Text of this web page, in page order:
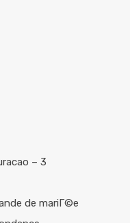
– 3
de mariГ©e